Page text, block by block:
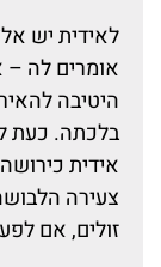
לאידית יש
אומרים לה –
היטיבה
בלכתה. כעת
אידית
צעירה
זולים, אם